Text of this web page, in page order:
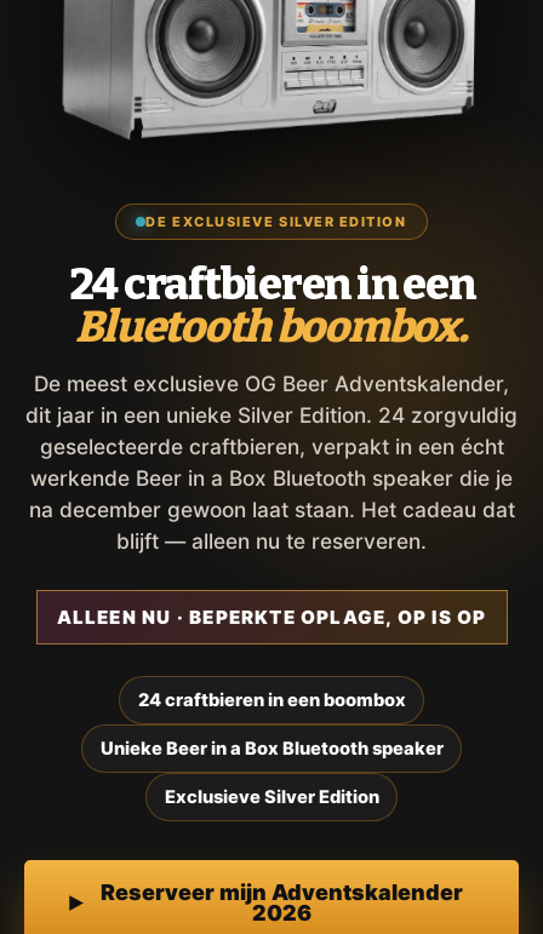
DE EXCLUSIEVE SILVER EDITION
24 craftbieren in een
Bluetooth boombox.
De meest exclusieve OG Beer Adventskalender,
dit jaar in een unieke Silver Edition. 24 zorgvuldig
geselecteerde craftbieren, verpakt in een écht
werkende Beer in a Box Bluetooth speaker die je
na december gewoon laat staan. Het cadeau dat
blijft — alleen nu te reserveren.
ALLEEN NU · BEPERKTE OPLAGE, OP IS OP
24 craftbieren in een boombox
Unieke Beer in a Box Bluetooth speaker
Exclusieve Silver Edition
Reserveer mijn Adventskalender
2026